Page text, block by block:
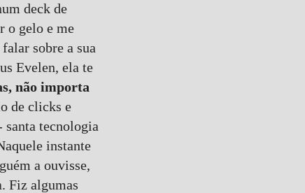
deck de
o gelo e me
sobre a sua
Evelen, ela te
não importa
de clicks e
santa tecnologia
instante
a ouvisse,
Fiz algumas